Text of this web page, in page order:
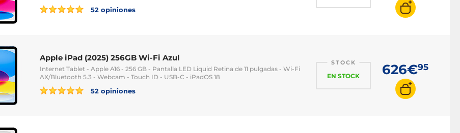
52 opiniones
Apple iPad (2025) 256GB Wi-Fi Azul
Internet Tablet - Apple A16 - 256 GB - Pantalla LED Liquid Retina de 11 pulgadas - Wi-Fi
AX/Bluetooth 5.3 - Webcam - Touch ID - USB-C - iPadOS 18
52 opiniones
STOCK
EN STOCK 626€95